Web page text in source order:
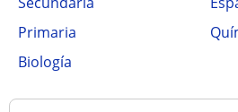
Primaria
Biología